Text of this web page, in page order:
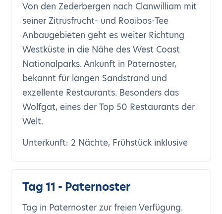
Von den Zederbergen nach Clanwilliam mit
seiner Zitrusfrucht- und Rooibos-Tee
Anbaugebieten geht es weiter Richtung
Westküste in die Nähe des West Coast
Nationalparks. Ankunft in Paternoster,
bekannt für langen Sandstrand und
exzellente Restaurants. Besonders das
Wolfgat, eines der Top 50 Restaurants der
Welt.
Unterkunft: 2 Nächte, Frühstück inklusive
Tag 11 - Paternoster
Tag in Paternoster zur freien Verfügung.